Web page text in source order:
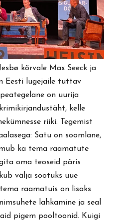
kõrvale Max Seeck ja
Eesti lugejaile tuttav
on uurija
kelle
riiki. Tegemist
Satu on soomlane,
ka tema raamatute
oma teoseid päris
välja sootuks uue
raamatuis on lisaks
lahkamine ja seal
pigem pooltoonid. Kuigi